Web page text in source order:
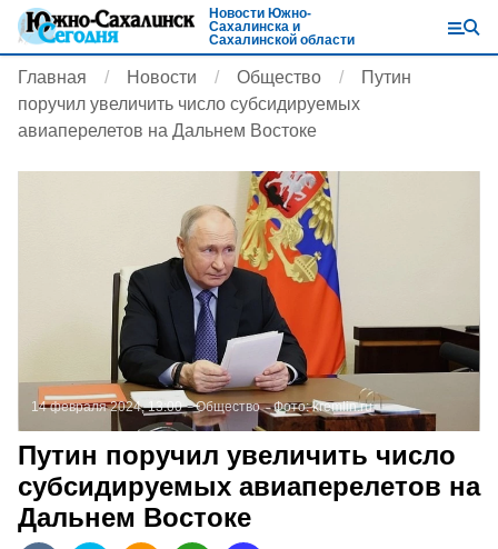
Новости Южно-
Сахалинска и
Сахалинской области
Главная Новости Общество
Путин
поручил увеличить число субсидируемых
авиаперелетов на Дальнем Востоке
14 февраля 2024, 13:00 Общество Фото:kremlin.ru
Путин поручил увеличить число
субсидируемых авиаперелетов на
Дальнем Востоке